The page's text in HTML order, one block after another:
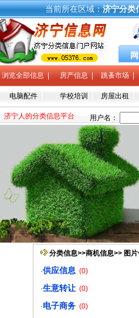
当前所在区域：济宁分类
浏览全部信息 房产信息 跳蚤市场
电脑配件 学校培训 房屋出租
济宁人的分类信息平台
分类信息>>商机信息>> 图
·供应信息 (0)
·生意转让 (0)
·电子商务 (0)